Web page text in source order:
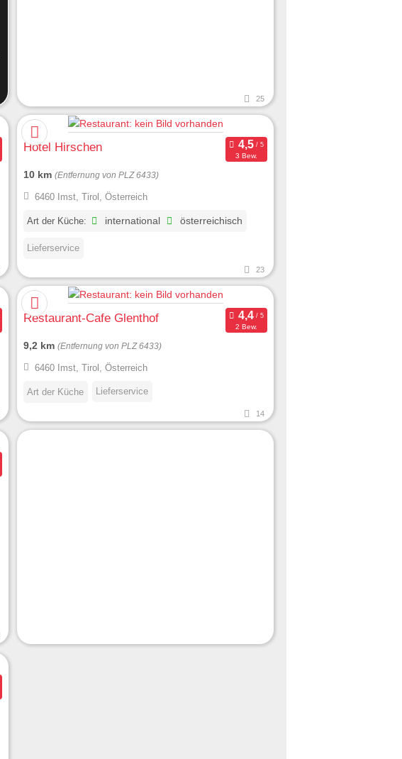
25
Hotel Hirschen
3 Bew.
10 km (Entfernung von PLZ 6433)
6460 Imst, Tirol, Österreich
Art der Küche: international österreichisch
Lieferservice
23
Restaurant-Cafe Glenthof
2 Bew.
9,2 km (Entfernung von PLZ 6433)
6460 Imst, Tirol, Österreich
Art der Küche Lieferservice
14